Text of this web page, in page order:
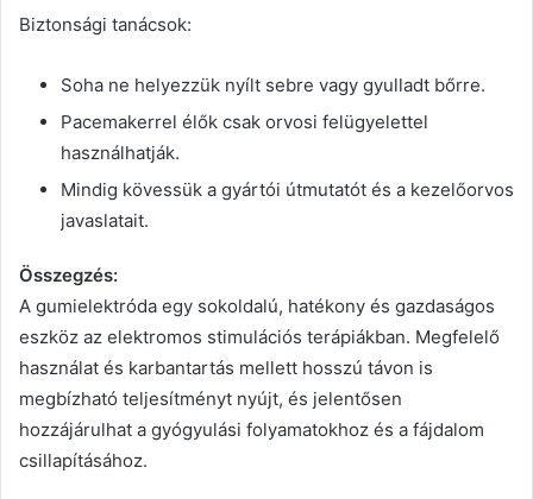
Biztonsági tanácsok:
Soha ne helyezzük nyílt sebre vagy gyulladt bőrre.
Pacemakerrel élők csak orvosi felügyelettel
használhatják.
Mindig kövessük a gyártói útmutatót és a kezelőorvos
javaslatait.
Összegzés:
A gumielektróda egy sokoldalú, hatékony és gazdaságos
eszköz az elektromos stimulációs terápiákban. Megfelelő
használat és karbantartás mellett hosszú távon is
megbízható teljesítményt nyújt, és jelentősen
hozzájárulhat a gyógyulási folyamatokhoz és a fájdalom
csillapításához.